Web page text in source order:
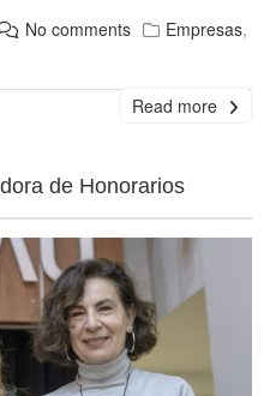
No comments Empresas,
Read more
de Honorarios